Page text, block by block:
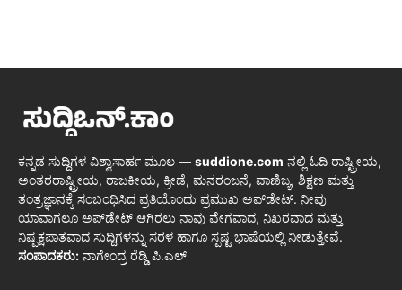
ಕನ್ನಡ ಸುದ್ದಿಗಳ ವಿಶ್ವಾಸಾರ್ಹ ಮೂಲ — suddione.com ನಲ್ಲಿ ಓದಿ ರಾಷ್ಟ್ರೀಯ,
ಅಂತರರಾಷ್ಟ್ರೀಯ, ರಾಜಕೀಯ, ಕ್ರೀಡೆ, ಮನರಂಜನೆ, ವಾಣಿಜ್ಯ, ಶಿಕ್ಷಣ ಮತ್ತು
ತಂತ್ರಜ್ಞಾನಕ್ಕೆ ಸಂಬಂಧಿಸಿದ ಪ್ರತಿಯೊಂದು ಪ್ರಮುಖ ಅಪ್‌ಡೇಟ್. ನೀವು
ಯಾವಾಗಲೂ ಅಪ್‌ಡೇಟ್ ಆಗಿರಲು ನಾವು ವೇಗವಾದ, ನಿಖರವಾದ ಮತ್ತು
ನಿಷ್ಪಕ್ಷಪಾತವಾದ ಸುದ್ದಿಗಳನ್ನು ಸರಳ ಹಾಗೂ ಸ್ಪಷ್ಟ ಭಾಷೆಯಲ್ಲಿ ನೀಡುತ್ತೇವೆ.
ಸಂಪಾದಕರು: ನಾಗೇಂದ್ರ ರೆಡ್ಡಿ ಪಿ.ಎಲ್